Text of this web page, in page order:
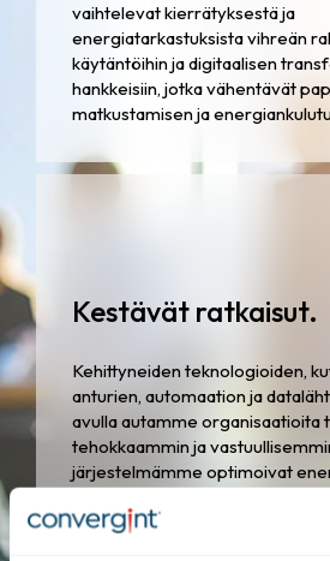
vaihtelevat kierrätyksestä ja
energiatarkastuksista vihreän
käytäntöihin ja digitaalisen
hankkeisiin, jotka vähentävät
matkustamisen ja
Kestävät ratkaisut.
Kehittyneiden teknologioiden,
anturien, automaation ja
avulla autamme organisaatioita
tehokkaammin ja
järjestelmämme optimoivat
tiedon läpinäkyvyyden, mikä